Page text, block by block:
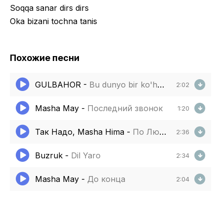
Soqqa sanar dirs dirs
Oka bizani tochna tanis
Похожие песни
GULBAHOR - Bu dunyo bir ko'hna bozor kimdir zordir kimdir bezor 2:02
Masha May - Последний звонок 1:20
Так Надо, Masha Hima - По Любви 2:36
Buzruk - Dil Yaro 2:34
Masha May - До конца 2:04